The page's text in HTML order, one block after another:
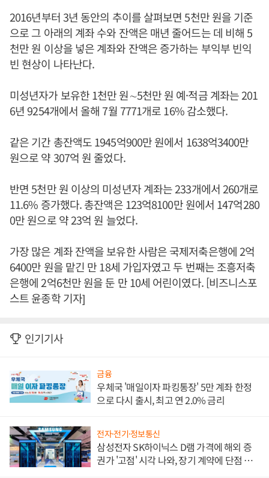
2016년부터 3년 동안의 추이를 살펴보면 5천만 원을 기준
으로 그 아래의 계좌 수와 잔액은 매년 줄어드는 데 비해 5
천만 원 이상을 넣은 계좌와 잔액은 증가하는 부익부 빈익
빈 현상이 나타난다.
미성년자가 보유한 1천만 원∼5천만 원 예·적금 계좌는 201
6년 9254개에서 올해 7월 7771개로 16% 감소했다.
같은 기간 총잔액도 1945억900만 원에서 1638억3400만
원으로 약 307억 원 줄었다.
반면 5천만 원 이상의 미성년자 계좌는 233개에서 260개로
11.6% 증가했다. 총잔액은 123억8100만 원에서 147억280
0만 원으로 약 23억 원 늘었다.
가장 많은 계좌 잔액을 보유한 사람은 국제저축은행에 2억
6400만 원을 맡긴 만 18세 가입자였고 두 번째는 조흥저축
은행에 2억6천만 원을 둔 만 10세 어린이였다. [비즈니스포
스트 윤종학 기자]
인기기사
금융
우체국 '매일이자 파킹통장' 5만 계좌 한정
으로 다시 출시, 최고 연 2.0% 금리
전자·전기·정보통신
삼성전자 SK하이닉스 D램 가격에 해외 증
권가 '고점' 시각 나와, 장기 계약에 단점 부